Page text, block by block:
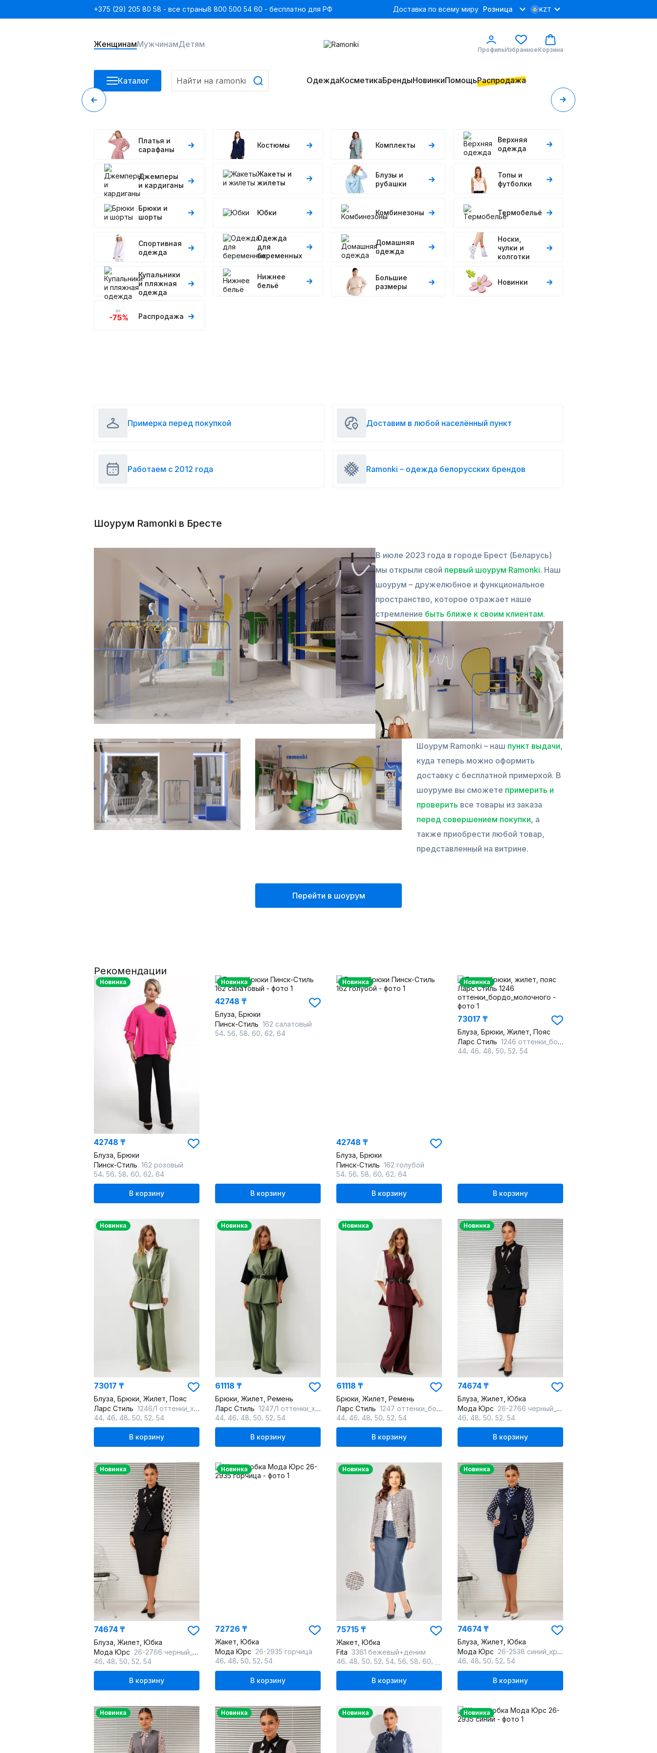
+375 (29) 205 80 58 - все страны8 800 500 54 60 - бесплатно для РФ Доставка по всему миру Розница KZT
ЖенщинамМужчинамДетям
ПрофильИзбранноеКорзина
Каталог ОдеждаКосметикаБрендыНовинкиПомощьРаспродажа
Платья и
сарафаны
Костюмы Комплекты
Верхняя
одежда
Джемперы
и кардиганы
Жакеты и
жилеты
Блузы и
рубашки
Топы и
футболки
Брюки и
шорты
Юбки Комбинезоны Термобельё
Спортивная
одежда
Одежда
для
беременных
Домашняя
одежда
Носки,
чулки и
колготки
Купальники
и пляжная
одежда
Нижнее
бельё
Большие
размеры
Новинки
Распродажа
Примерка перед покупкой Доставим в любой населённый пункт
Работаем с 2012 года Ramonki – одежда белорусских брендов
Шоурум Ramonki в Бресте
В июле 2023 года в городе Брест (Беларусь)
мы открыли свой первый шоурум Ramonki. Наш
шоурум – дружелюбное и функциональное
пространство, которое отражает наше
стремление быть ближе к своим клиентам.
Шоурум Ramonki – наш пункт выдачи,
куда теперь можно оформить
доставку с бесплатной примеркой. В
шоуруме вы сможете примерить и
проверить все товары из заказа
перед совершением покупки, а
также приобрести любой товар,
представленный на витрине.
Перейти в шоурум
Рекомендации
Новинка
42748 ₸
Блуза, Брюки
Пинск-Стиль 162 розовый
54 56 58 60 62 64
В корзину
Новинка
42748 ₸
Блуза, Брюки
Пинск-Стиль 162 салатовый
54 56 58 60 62 64
В корзину
Новинка
42748 ₸
Блуза, Брюки
Пинск-Стиль 162 голубой
54 56 58 60 62 64
В корзину
Новинка
73017 ₸
Блуза, Брюки, Жилет, Пояс
Ларс Стиль 1246 оттенки_бордо_молочного
44 46 48 50 52 54
В корзину
Новинка
73017 ₸
Блуза, Брюки, Жилет, Пояс
Ларс Стиль 1246/1 оттенки_хвои_молочного
44 46 48 50 52 54
В корзину
Новинка
61118 ₸
Брюки, Жилет, Ремень
Ларс Стиль 1247/1 оттенки_хвои
44 46 48 50 52 54
В корзину
Новинка
61118 ₸
Брюки, Жилет, Ремень
Ларс Стиль 1247 оттенки_бордо
44 46 48 50 52 54
В корзину
Новинка
74674 ₸
Блуза, Жилет, Юбка
Мода Юрс 26-2766 черный_цветы
46 48 50 52 54
В корзину
Новинка
74674 ₸
Блуза, Жилет, Юбка
Мода Юрс 26-2766 черный_крупный горох
46 48 50 52 54
В корзину
Новинка
72726 ₸
Жакет, Юбка
Мода Юрс 26-2935 горчица
46 48 50 52 54
В корзину
Новинка
75715 ₸
Жакет, Юбка
Fita 3361 бежевый+деним
46 48 50 52 54 56 58 60
В корзину
Новинка
74674 ₸
Блуза, Жилет, Юбка
Мода Юрс 26-2538 синий_крупный
46 48 50 52 54
В корзину
Новинка Новинка Новинка Новинка